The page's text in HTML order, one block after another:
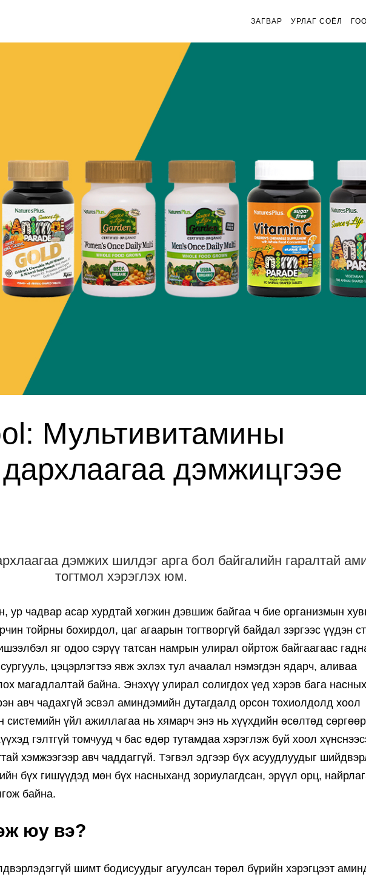
ЗАГВАР УРЛАГ СОЁЛ
Мультивитамины
дэмжицгээе
дэмжих шилдэг арга бол байгалийн гаралтай
тогтмол хэрэглэх юм.
ур чадвар асар хурдтай хөгжин дэвшиж байгаа ч бие организмын
тойрны бохирдол, цаг агаарын тогтворгүй байдал зэргээс үүдэн
яг одоо сэрүү татсан намрын улирал ойртож байгаагаас
цэцэрлэгтээ явж эхлэх тул ачаалал нэмэгдэн ядарч, аливаа
магадлалтай байна. Энэхүү улирал солигдох үед хэрэв бага
авч чадахгүй эсвэл аминдэмийн дутагдалд орсон тохиолдолд хоол
үйл ажиллагаа нь хямарч энэ нь хүүхдийн өсөлтөд сөргөөр
гэлтгүй томчууд ч бас өдөр тутамдаа хэрэглэж буй хоол
хэмжээгээр авч чаддаггүй. Тэгвэл эдгээр бүх асуудлуудыг
бүх гишүүдэд мөн бүх насныханд зориулагдсан, эрүүл орц,
байна.
юу вэ?
шимт бодисуудыг агуулсан төрөл бүрийн хэрэгцээт